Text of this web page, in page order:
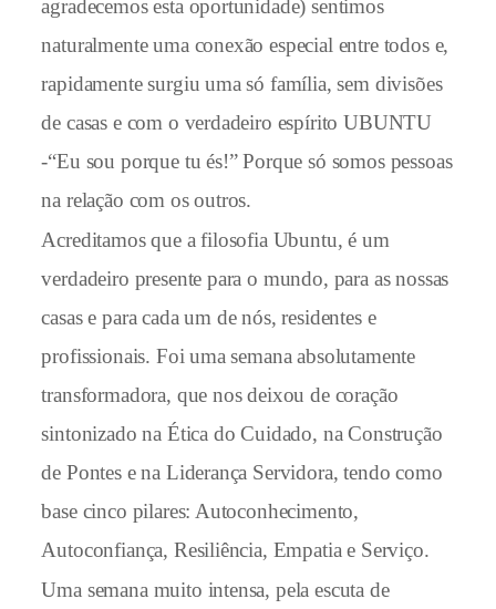
agradecemos esta oportunidade) sentimos
naturalmente uma conexão especial entre todos e,
rapidamente surgiu uma só família, sem divisões
de casas e com o verdadeiro espírito UBUNTU
-“Eu sou porque tu és!” Porque só somos pessoas
na relação com os outros.
Acreditamos que a filosofia Ubuntu, é um
verdadeiro presente para o mundo, para as nossas
casas e para cada um de nós, residentes e
profissionais. Foi uma semana absolutamente
transformadora, que nos deixou de coração
sintonizado na Ética do Cuidado, na Construção
de Pontes e na Liderança Servidora, tendo como
base cinco pilares: Autoconhecimento,
Autoconfiança, Resiliência, Empatia e Serviço.
Uma semana muito intensa, pela escuta de